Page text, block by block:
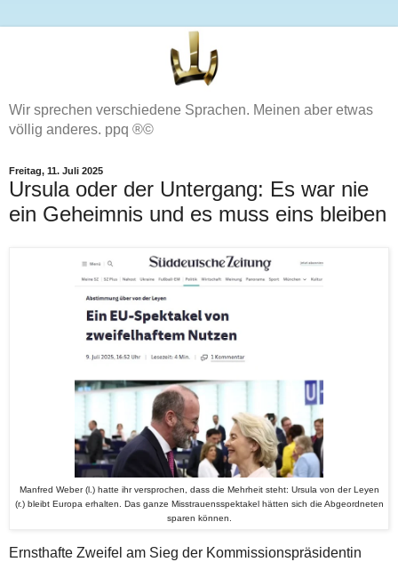
Wir sprechen verschiedene Sprachen. Meinen aber etwas
völlig anderes. ppq ®©
Freitag, 11. Juli 2025
Ursula oder der Untergang: Es war nie
ein Geheimnis und es muss eins bleiben
Manfred Weber (l.) hatte ihr versprochen, dass die Mehrheit steht: Ursula von der Leyen
(r.) bleibt Europa erhalten. Das ganze Misstrauensspektakel hätten sich die Abgeordneten
sparen können.
Ernsthafte Zweifel am Sieg der Kommissionspräsidentin